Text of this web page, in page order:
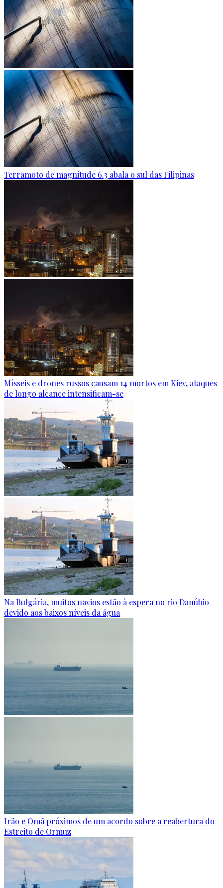
Terramoto de magnitude 6.3 abala o sul das Filipinas
Mísseis e drones russos causam 14 mortos em Kiev, ataques
de longo alcance intensificam-se
Na Bulgária, muitos navios estão à espera no rio Danúbio
devido aos baixos níveis da água
Irão e Omã próximos de um acordo sobre a reabertura do
Estreito de Ormuz